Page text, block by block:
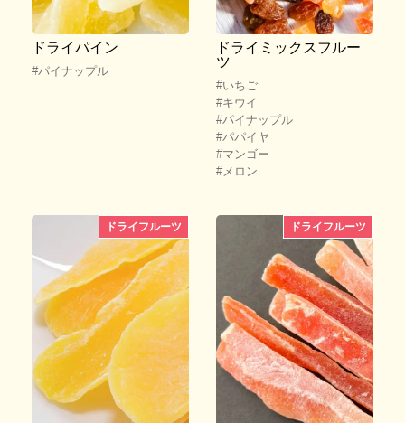
ドライパイン
#パイナップル
ドライミックスフルー
ツ
#いちご
#キウイ
#パイナップル
#パパイヤ
#マンゴー
#メロン
ドライフルーツ ドライフルーツ